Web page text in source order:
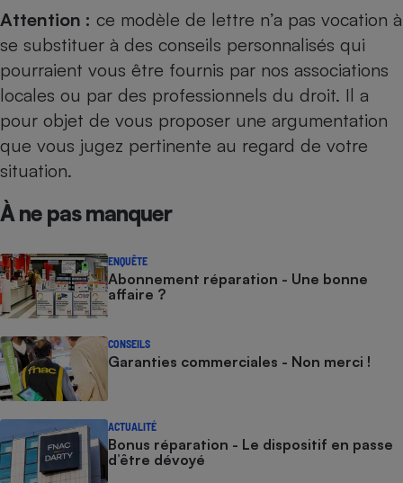
Attention : ce modèle de lettre n’a pas vocation à
se substituer à des conseils personnalisés qui
pourraient vous être fournis par nos associations
locales ou par des professionnels du droit. Il a
pour objet de vous proposer une argumentation
que vous jugez pertinente au regard de votre
situation.
À ne pas manquer
ENQUÊTE
Abonnement réparation - Une bonne
affaire ?
CONSEILS
Garanties commerciales - Non merci !
ACTUALITÉ
Bonus réparation - Le dispositif en passe
d’être dévoyé